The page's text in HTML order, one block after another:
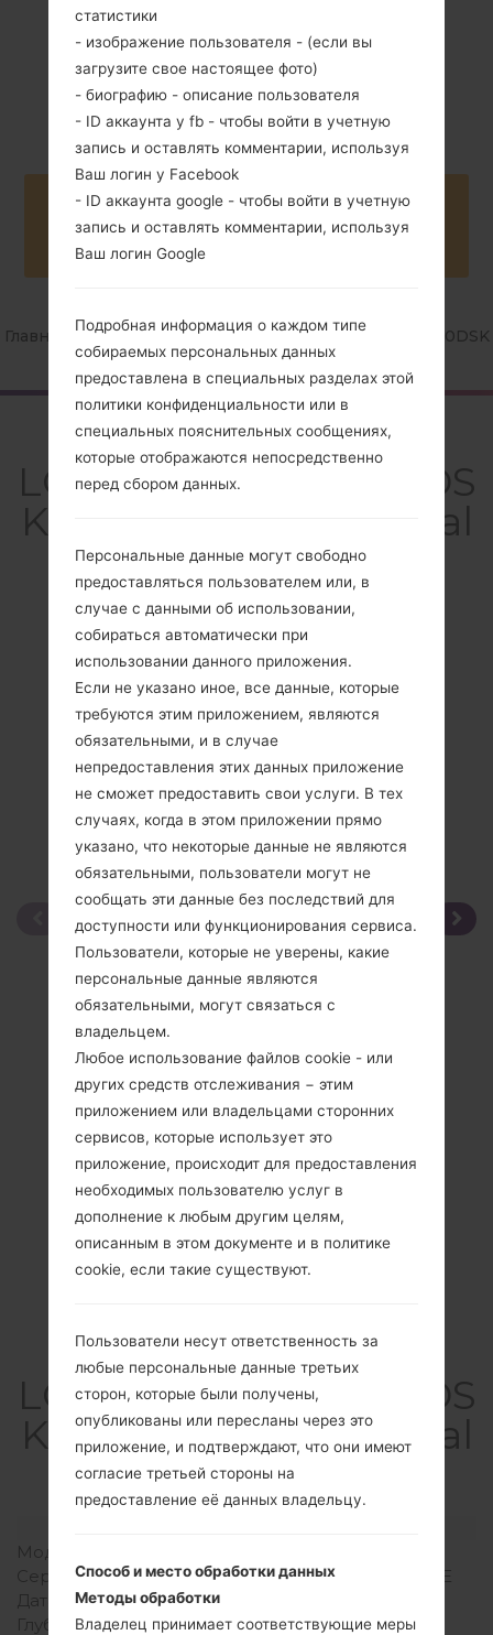
Android 6.0.x
Marshmallow
Mirror Release
Сентябрь, 2016
Buy accessories on Amazon
Главная →Серия →LG X Power Dual TD-LTE LGK220DSK
Обзор
LGK220DSK(LGK220DS
K) akaLG X Power Dual
TD-LTE
Сравнить
Спецификация
LGK220DSK(LGK220DS
K) akaLG X Power Dual
TD-LTE
Модель
Серия
LG X Power Dual TD-LTE
Дата выпуска
Глубина
7.9 миллиметров (0.31
статистики
- изображение пользователя - (если вы
загрузите свое настоящее фото)
- биографию - описание пользователя
- ID аккаунта у fb - чтобы войти в учетную
запись и оставлять комментарии, используя
Ваш логин у Facebook
- ID аккаунта google - чтобы войти в учетную
запись и оставлять комментарии, используя
Ваш логин Google
Подробная информация о каждом типе
собираемых персональных данных
предоставлена в специальных разделах этой
политики конфиденциальности или в
специальных пояснительных сообщениях,
которые отображаются непосредственно
перед сбором данных.
Персональные данные могут свободно
предоставляться пользователем или, в
случае с данными об использовании,
собираться автоматически при
использовании данного приложения.
Если не указано иное, все данные, которые
требуются этим приложением, являются
обязательными, и в случае
непредоставления этих данных приложение
не сможет предоставить свои услуги. В тех
случаях, когда в этом приложении прямо
указано, что некоторые данные не являются
обязательными, пользователи могут не
сообщать эти данные без последствий для
доступности или функционирования сервиса.
Пользователи, которые не уверены, какие
персональные данные являются
обязательными, могут связаться с
владельцем.
Любое использование файлов cookie - или
других средств отслеживания − этим
приложением или владельцами сторонних
сервисов, которые использует это
приложение, происходит для предоставления
необходимых пользователю услуг в
дополнение к любым другим целям,
описанным в этом документе и в политике
cookie, если такие существуют.
Пользователи несут ответственность за
любые персональные данные третьих
сторон, которые были получены,
опубликованы или пересланы через это
приложение, и подтверждают, что они имеют
согласие третьей стороны на
предоставление её данных владельцу.
Способ и место обработки данных
Методы обработки
Владелец принимает соответствующие меры